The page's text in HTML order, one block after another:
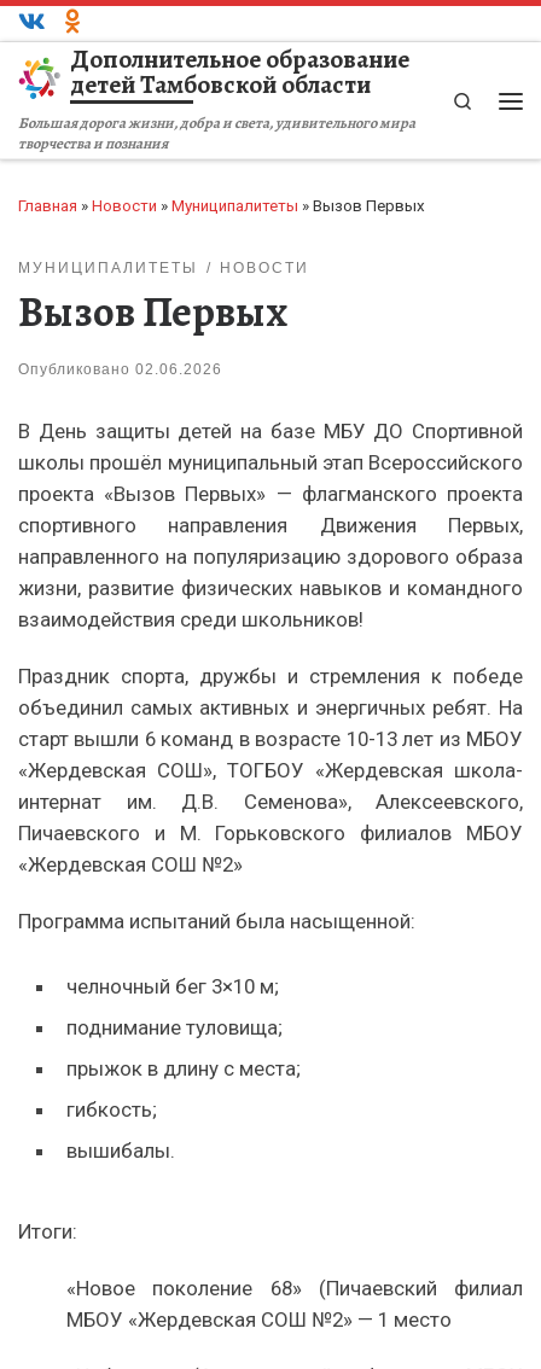
Перейти к содержимому
Дополнительное образование
детей Тамбовской области
Большая дорога жизни, добра и света, удивительного мира
творчества и познания
Search
Главная » Новости » Муниципалитеты » Вызов Первых
МУНИЦИПАЛИТЕТЫ НОВОСТИ
Вызов Первых
Опубликовано 02.06.2026
В День защиты детей на базе МБУ ДО Спортивной
школы прошёл муниципальный этап Всероссийского
проекта «Вызов Первых» — флагманского проекта
спортивного направления Движения Первых,
направленного на популяризацию здорового образа
жизни, развитие физических навыков и командного
взаимодействия среди школьников!
Праздник спорта, дружбы и стремления к победе
объединил самых активных и энергичных ребят. На
старт вышли 6 команд в возрасте 10-13 лет из МБОУ
«Жердевская СОШ», ТОГБОУ «Жердевская школа-
интернат им. Д.В. Семенова», Алексеевского,
Пичаевского и М. Горьковского филиалов МБОУ
«Жердевская СОШ №2»
Программа испытаний была насыщенной:
челночный бег 3×10 м;
поднимание туловища;
прыжок в длину с места;
гибкость;
вышибалы.
Итоги:
«Новое поколение 68» (Пичаевский филиал
МБОУ «Жердевская СОШ №2» — 1 место